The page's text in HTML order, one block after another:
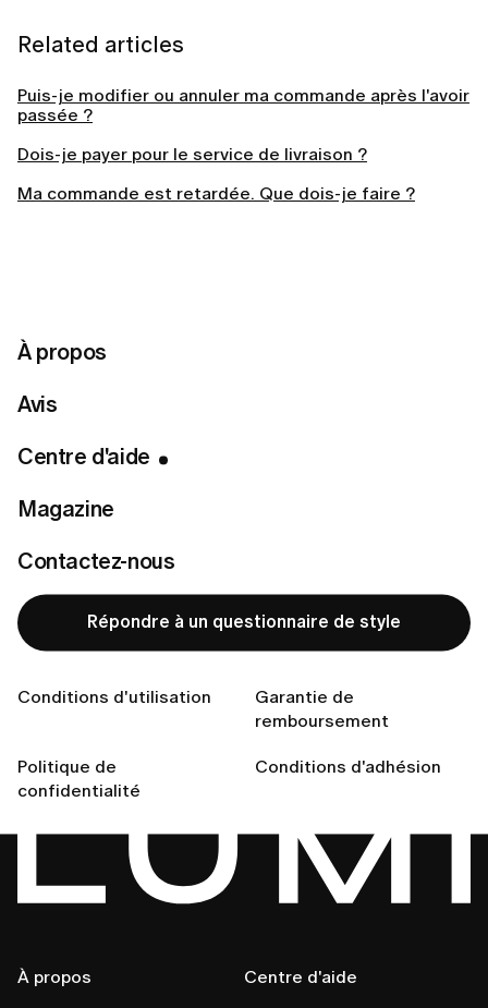
À propos
Avis
Centre d'aide
Magazine
Contactez-nous
Répondre à un questionnaire de style
Conditions d'utilisation
Garantie de
remboursement
Politique de
confidentialité
Conditions d'adhésion
Related articles
Puis-je modifier ou annuler ma commande après l'avoir
passée ?
Dois-je payer pour le service de livraison ?
Ma commande est retardée. Que dois-je faire ?
pas ?
Comment passer une commande sur LUMI ?
Vous ne trouvez pas votre
réponse ?
Nous contacter
À propos Centre d'aide